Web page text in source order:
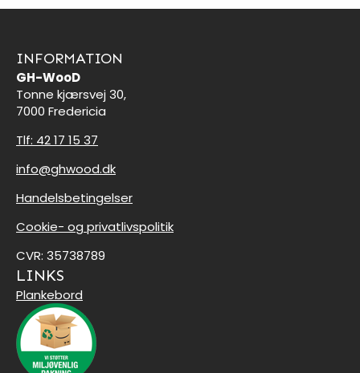
INFORMATION
GH-WooD
Tonne kjærsvej 30,
7000 Fredericia
Tlf: 42 17 15 37
info@ghwood.dk
Handelsbetingelser
Cookie- og privatlivspolitik
CVR: 35738789
LINKS
Plankebord